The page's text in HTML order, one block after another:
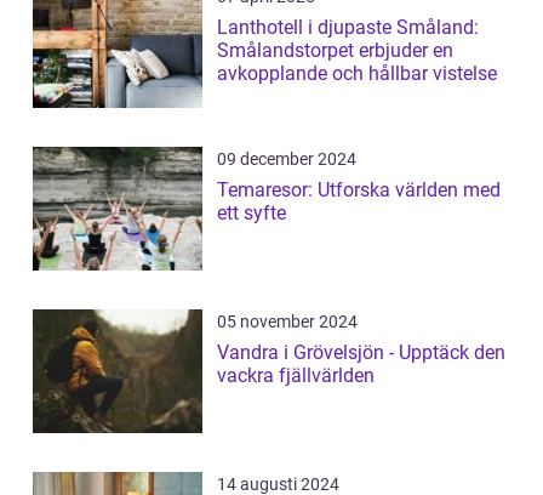
Lanthotell i djupaste Småland:
Smålandstorpet erbjuder en
avkopplande och hållbar vistelse
09 december 2024
Temaresor: Utforska världen med
ett syfte
05 november 2024
Vandra i Grövelsjön - Upptäck den
vackra fjällvärlden
14 augusti 2024